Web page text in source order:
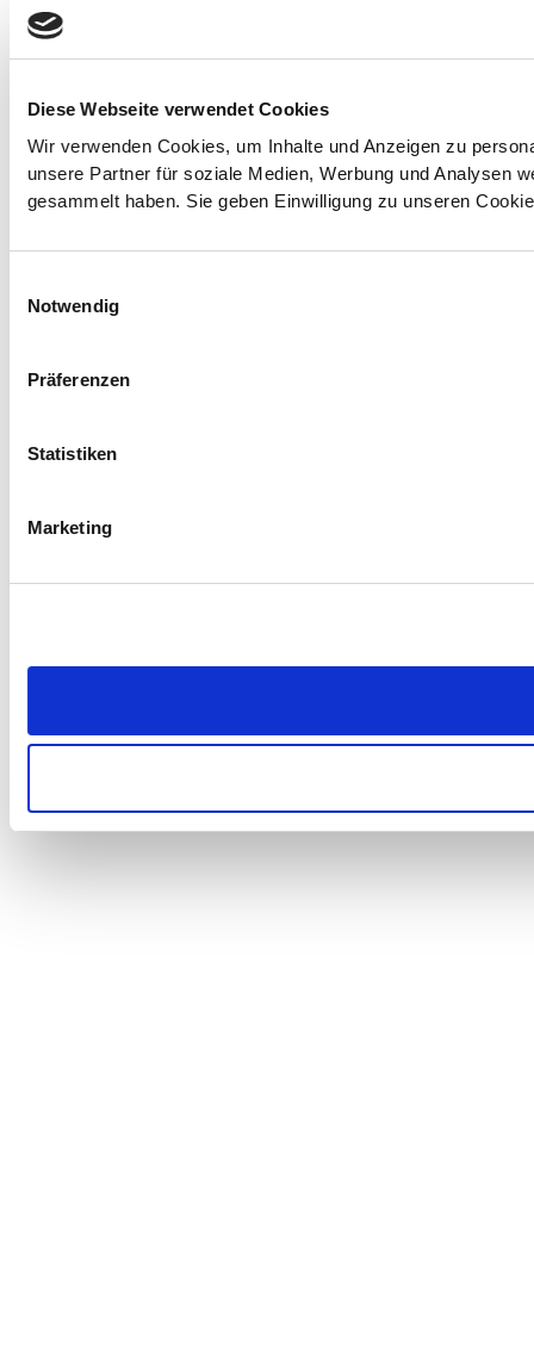
Diese Webseite verwendet Cookies
Wir verwenden Cookies, um Inhalte und Anzeigen zu
unsere Partner für soziale Medien, Werbung und Analysen
gesammelt haben. Sie geben Einwilligung zu unseren
Notwendig
Präferenzen
Statistiken
Marketing